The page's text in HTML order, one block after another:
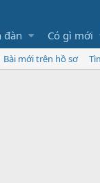
đàn Có gì mới
Bài mới trên hồ sơ